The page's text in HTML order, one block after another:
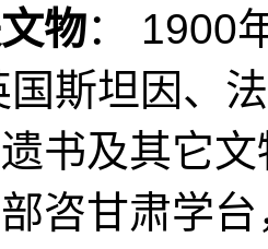
物： 1900
国斯坦因、
书及其它
咨甘肃学